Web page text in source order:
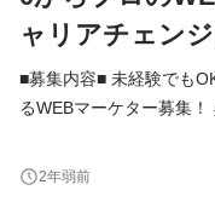
ャリアチェン
■募集内容■ 未経験でも
るWEBマーケター募集！ 具体的には以下のような業務をお任せし
ング設定 ・商品の魅力
メディアへ集客するため
2年弱前